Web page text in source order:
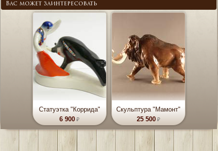
Вас может заинтересовать
Статуэтка "Коррида"
6 900
Скульптура "Мамонт"
25 500